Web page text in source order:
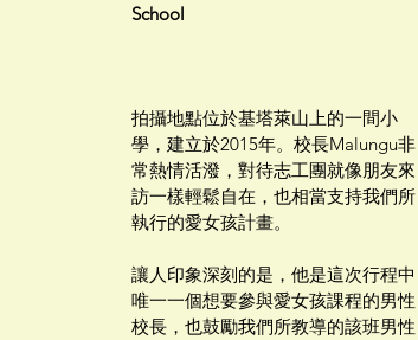
School
拍攝地點位於基塔萊山上的一間小
學，建立於2015年。校長Malungu非
常熱情活潑，對待志工團就像朋友來
訪一樣輕鬆自在，也相當支持我們所
執行的愛女孩計畫。
讓人印象深刻的是，他是這次行程中
唯一一個想要參與愛女孩課程的男性
校長，也鼓勵我們所教導的該班男性